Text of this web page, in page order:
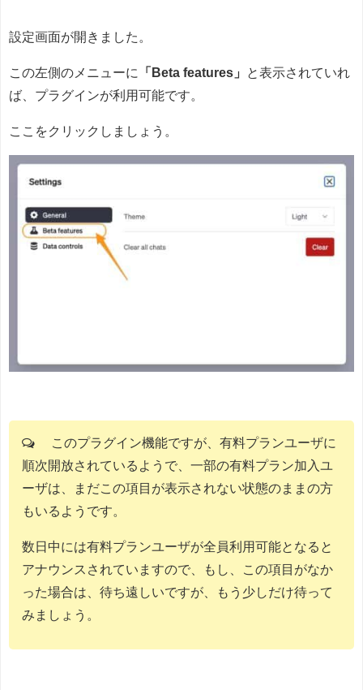
設定画面が開きました。
この左側のメニューに 「Beta features」
と表示されていれ
ば、プラグインが利用可能です。
ここをクリックしましょう。
このプラグイン機能ですが、有料プランユーザに
順次開放されているようで、一部の有料プラン加入ユ
ーザは、まだこの項目が表示されない状態のままの方
もいるようです。
数日中には有料プランユーザが全員利用可能となると
アナウンスされていますので、もし、この項目がなか
った場合は、待ち遠しいですが、もう少しだけ待って
みましょう。